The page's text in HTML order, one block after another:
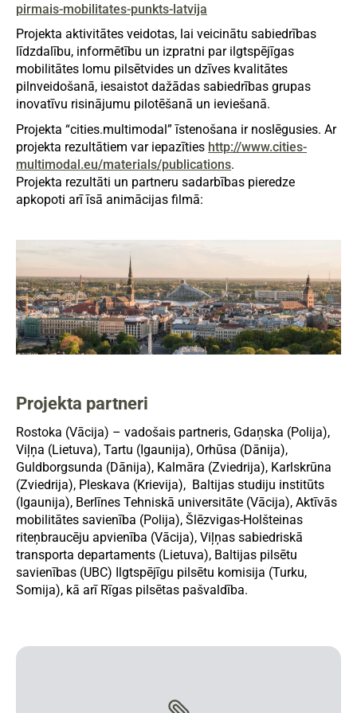
pirmais-mobilitates-punkts-latvija
Projekta aktivitātes veidotas, lai veicinātu sabiedrības
līdzdalību, informētību un izpratni par ilgtspējīgas
mobilitātes lomu pilsētvides un dzīves kvalitātes
pilnveidošanā, iesaistot dažādas sabiedrības grupas
inovatīvu risinājumu pilotēšanā un ieviešanā.
Projekta “cities.multimodal” īstenošana ir noslēgusies. Ar
projekta rezultātiem var iepazīties http://www.cities-
multimodal.eu/materials/publications.
Projekta rezultāti un partneru sadarbības pieredze
apkopoti arī īsā animācijas filmā:
Projekta partneri
Rostoka (Vācija) – vadošais partneris, Gdaņska (Polija),
Viļņa (Lietuva), Tartu (Igaunija), Orhūsa (Dānija),
Guldborgsunda (Dānija), Kalmāra (Zviedrija), Karlskrūna
(Zviedrija), Pleskava (Krievija), Baltijas studiju institūts
(Igaunija), Berlīnes Tehniskā universitāte (Vācija), Aktīvās
mobilitātes savienība (Polija), Šlēzvigas-Holšteinas
riteņbraucēju apvienība (Vācija), Viļņas sabiedriskā
transporta departaments (Lietuva), Baltijas pilsētu
savienības (UBC) Ilgtspējīgu pilsētu komisija (Turku,
Somija), kā arī Rīgas pilsētas pašvaldība.